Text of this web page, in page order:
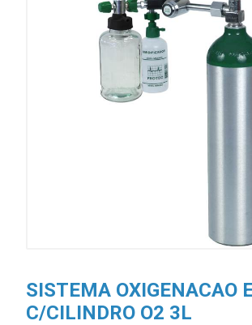
SISTEMA OXIGENACAO
C/CILINDRO O2 3L